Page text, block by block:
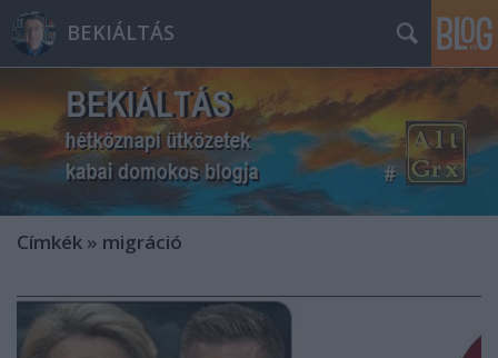
BEKIÁLTÁS
Címkék » migráció